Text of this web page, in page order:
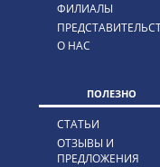
ФИЛИАЛЫ
О НАС
ПОЛЕЗНО
СТАТЬИ
ОТЗЫВЫ И
ПРЕДЛОЖЕНИЯ